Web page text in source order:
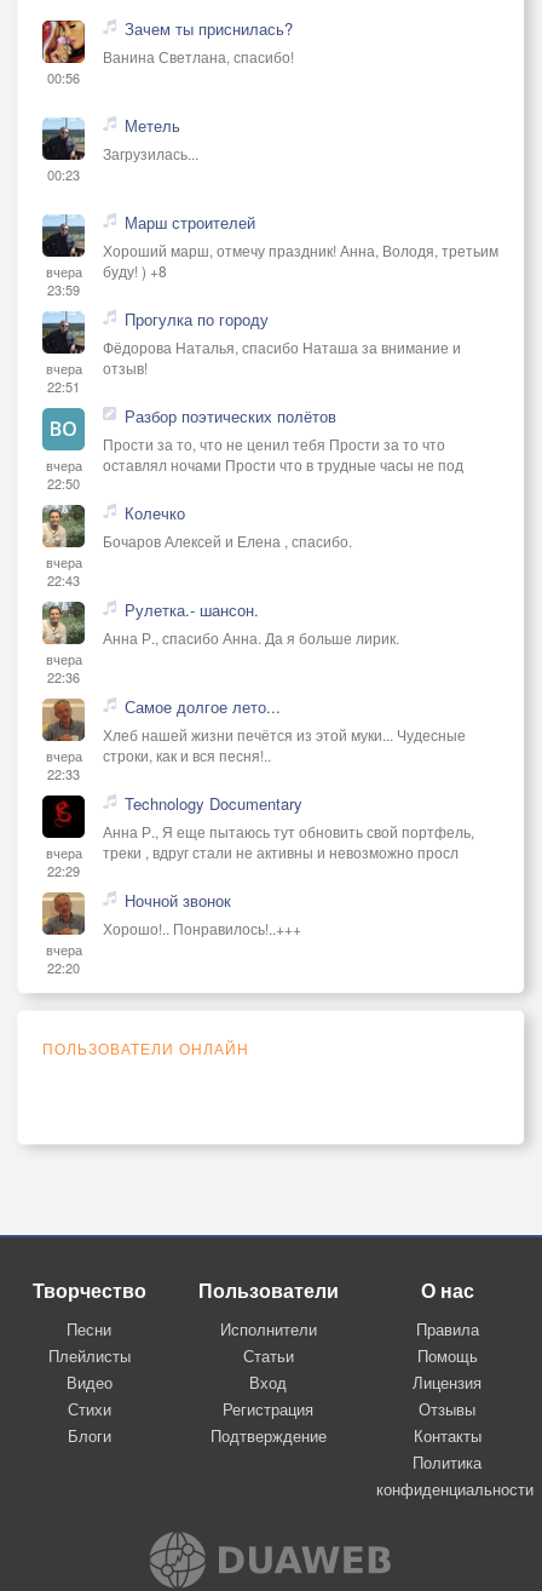
00:56
Зачем ты приснилась?
Ванина Светлана, спасибо!
00:23
Метель
Загрузилась...
вчера
23:59
Марш строителей
Хороший марш, отмечу праздник! Анна, Володя, третьим
буду! ) +8
вчера
22:51
Прогулка по городу
Фёдорова Наталья, спасибо Наташа за внимание и
отзыв!
вчера
22:50
Разбор поэтических полётов
Прости за то, что не ценил тебя Прости за то что
оставлял ночами Прости что в трудные часы не под
вчера
22:43
Колечко
Бочаров Алексей и Елена , спасибо.
вчера
22:36
Рулетка.- шансон.
Анна Р., спасибо Анна. Да я больше лирик.
вчера
22:33
Самое долгое лето...
Хлеб нашей жизни печётся из этой муки... Чудесные
строки, как и вся песня!..
вчера
22:29
Technology Documentary
Анна Р., Я еще пытаюсь тут обновить свой портфель,
треки , вдруг стали не активны и невозможно просл
вчера
22:20
Ночной звонок
Хорошо!.. Понравилось!..+++
ПОЛЬЗОВАТЕЛИ ОНЛАЙН
Творчество
Песни
Плейлисты
Видео
Стихи
Блоги
Пользователи
Исполнители
Статьи
Вход
Регистрация
Подтверждение
О нас
Правила
Помощь
Лицензия
Отзывы
Контакты
Политика
конфиденциальности